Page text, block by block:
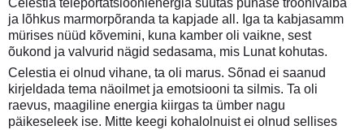
Celestia teleportatsioonienergia süütas punase troonivaiba
ja lõhkus marmorpõranda ta kapjade all. Iga ta kabjasamm
mürises nüüd kõvemini, kuna kamber oli vaikne, sest
õukond ja valvurid nägid sedasama, mis Lunat kohutas.
Celestia ei olnud vihane, ta oli marus. Sõnad ei saanud
kirjeldada tema näoilmet ja emotsiooni ta silmis. Ta oli
raevus, maagiline energia kiirgas ta ümber nagu
päikeseleek ise. Mitte keegi kohalolnuist ei olnud sellises